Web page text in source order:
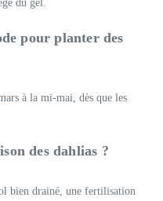
du gel.
pour planter des
à la mi-mai, dès que les
des dahlias ?
bien drainé, une fertilisation